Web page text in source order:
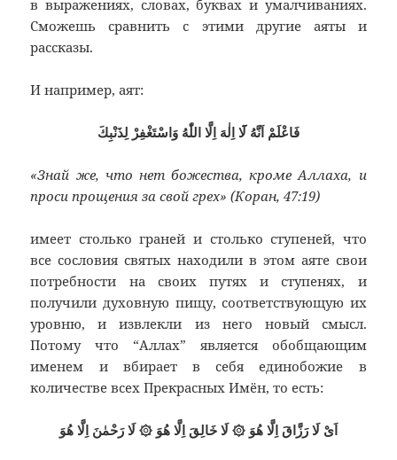
в выражениях, словах, буквах и умалчиваниях.
Сможешь сравнить с этими другие аяты и
рассказы.
И например, аят:
فَاعْلَمْ اَنَّهُ لَٓا اِلٰهَ اِلَّا اللّٰهُ وَاسْتَغْفِرْ لِذَنْبِكَ
«Знай же, что нет божества, кроме Аллаха, и
проси прощения за свой грех» (Коран, 47:19)
имеет столько граней и столько ступеней, что
все сословия святых находили в этом аяте свои
потребности на своих путях и ступенях, и
получили духовную пищу, соответствующую их
уровню, и извлекли из него новый смысл.
Потому что “Аллах” является обобщающим
именем и вбирает в себя единобожие в
количестве всех Прекрасных Имён, то есть:
اَىْ لَا رَزَّاقَ اِلَّا هُوَ ۞ لَا خَالِقَ اِلَّا هُوَ ۞ لَا رَحْمٰنَ اِلَّا هُوَ